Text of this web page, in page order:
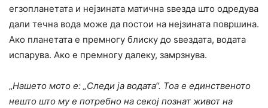
егзопланетата и нејзината матична ѕвезда што одредува
дали течна вода може да постои на нејзината површина.
Ако планетата е премногу блиску до ѕвездата, водата
испарува. Ако е премногу далеку, замрзнува.
„Нашето мото е: „Следи ја водата“. Тоа е единственото
нешто што му е потребно на секој познат живот на